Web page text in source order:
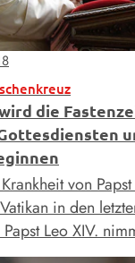
die
von
in den
Leo XIV.